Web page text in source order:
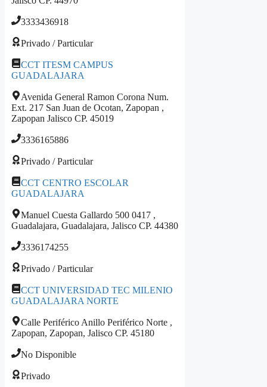
3333436918
Privado / Particular
CCT ITESM CAMPUS
GUADALAJARA
Avenida General Ramon Corona Num.
Ext. 217 San Juan de Ocotan, Zapopan ,
Zapopan Jalisco CP. 45019
3336165886
Privado / Particular
CCT CENTRO ESCOLAR
GUADALAJARA
Manuel Cuesta Gallardo 500 0417 ,
Guadalajara, Guadalajara, Jalisco CP. 44380
3336174255
Privado / Particular
CCT UNIVERSIDAD TEC MILENIO
GUADALAJARA NORTE
Calle Periférico Anillo Periférico Norte ,
Zapopan, Zapopan, Jalisco CP. 45180
No Disponible
Privado